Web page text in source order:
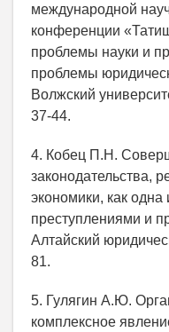
международной
конференции
проблемы науки и
проблемы
Волжский
37-44.
4. Кобец П.Н.
законодательства,
экономики, как одна
преступлениями и
Алтайский
81.
5. Гулягин А.Ю.
комплексное